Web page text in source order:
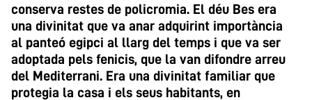
conserva restes de policromia. El déu Bes era
una divinitat que va anar adquirint importància
al panteó egipci al llarg del temps i que va ser
adoptada pels fenicis, que la van difondre arreu
del Mediterrani. Era una divinitat familiar que
protegia la casa i els seus habitants, en